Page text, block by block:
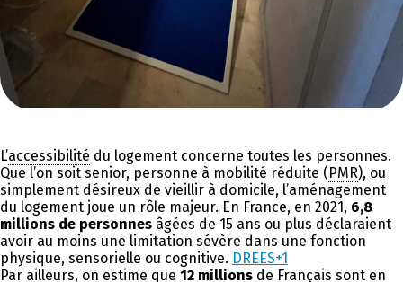
L’accessibilité du logement concerne toutes les personnes.
Que l’on soit senior, personne à mobilité réduite (PMR), ou
simplement désireux de vieillir à domicile, l’aménagement
du logement joue un rôle majeur. En France, en 2021, 6,8
millions de personnes âgées de 15 ans ou plus déclaraient
avoir au moins une limitation sévère dans une fonction
physique, sensorielle ou cognitive. DREES+1
Par ailleurs, on estime que 12 millions de Français sont en